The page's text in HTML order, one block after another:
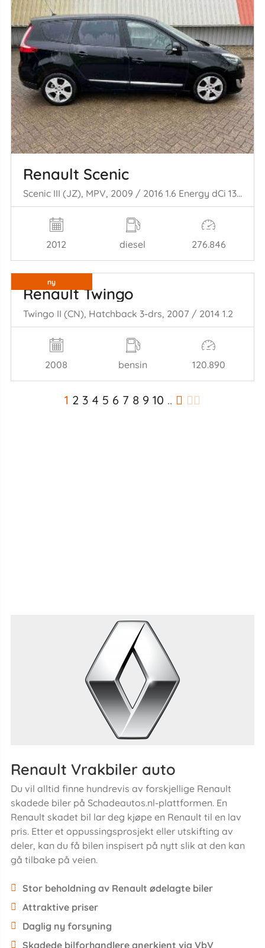
Renault Scenic
Scenic III (JZ), MPV, 2009 / 2016 1.6 Energy dCi 130
2012 diesel 276.846
ny
Renault Twingo
Twingo II (CN), Hatchback 3-drs, 2007 / 2014 1.2
2008 bensin 120.890
1 2 3 4 5 6 7 8 9 10 ..
Renault Vrakbiler auto
Du vil alltid finne hundrevis av forskjellige Renault
skadede biler på Schadeautos.nl-plattformen. En
Renault skadet bil lar deg kjøpe en Renault til en lav
pris. Etter et oppussingsprosjekt eller utskifting av
deler, kan du få bilen inspisert på nytt slik at den kan
gå tilbake på veien.
Stor beholdning av Renault ødelagte biler
Attraktive priser
Daglig ny forsyning
Skadede bilforhandlere anerkjent via VbV